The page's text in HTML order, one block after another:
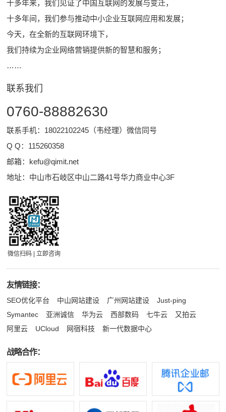
十多年来，我们见证了中国互联网的发展与变迁，
十多年间，我们参与推动中小企业互联网应用和发展；
今天，在全新的互联网环境下，
我们持续为企业网络营销提供新的智慧和服务；
……
联系我们
0760-88882630
联系手机：18022102245（韦经理）微信同号
Q Q： 115260358
邮箱： kefu@qimit.net
地址：中山市石岐区中山二路41号华力商业中心3F
微信扫码 | 立即咨询
友情链接：
SEO优化平台 中山网站建设 广州网站建设
Just-ping
Symantec
亚洲诚信 华为云 西部数码 七牛云
又拍云
阿里云
UCloud 网宿科技 新一代数据中心
战略合作：